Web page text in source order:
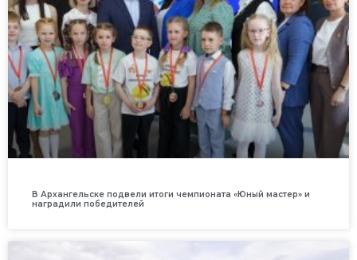
В Архангельске подвели итоги чемпионата «Юный мастер» и
наградили победителей